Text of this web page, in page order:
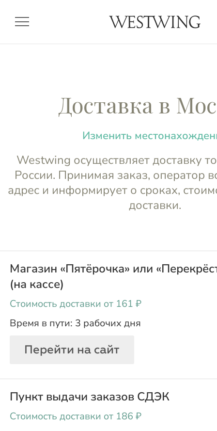
menu
Доставка в
Изменить
Westwing осуществляет доставку
России. Принимая заказ, оператор
адрес и информирует о сроках,
доставки.
Магазин «Пятёрочка» или
(на кассе)
oт 161 ₽
3 рабочих дня
Перейти на сайт
Пункт выдачи заказов СДЭК
oт 186 ₽